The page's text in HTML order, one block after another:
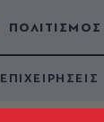
ΠΟΛΙΤΙΣΜΟΣ
ΕΠΙΧΕΙΡΗΣΕΙΣ